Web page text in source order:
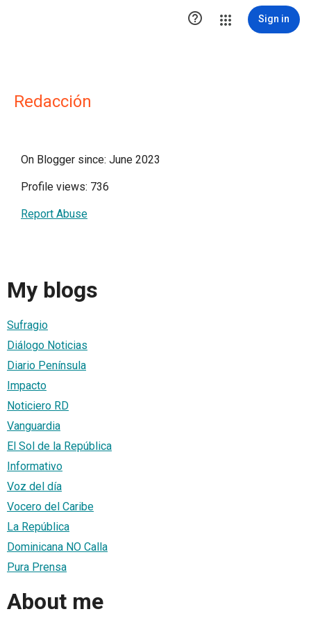
 Sign in
Redacción
On Blogger since: June 2023
Profile views: 736
Report Abuse
My blogs
Sufragio
Diálogo Noticias
Diario Península
Impacto
Noticiero RD
Vanguardia
El Sol de la República
Informativo
Voz del día
Vocero del Caribe
La República
Dominicana NO Calla
Pura Prensa
About me